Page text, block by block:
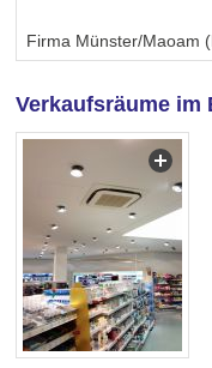
Firma Münster/Maoam
Verkaufsräume im